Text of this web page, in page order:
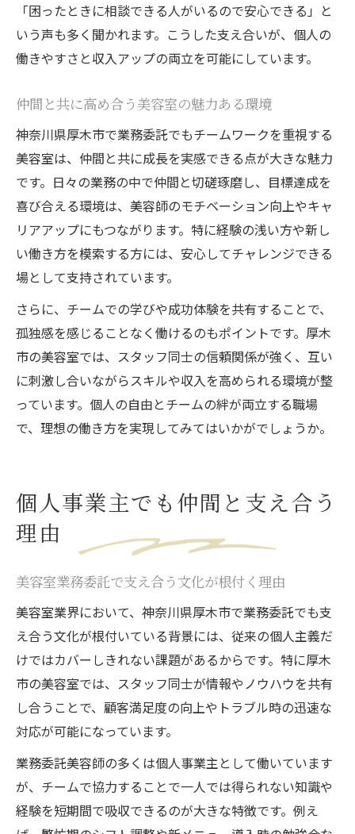
「困ったときに相談できる人がいるので安心できる」と
いう声も多く聞かれます。こうした支え合いが、個人の
働きやすさと収入アップの両立を可能にしています。
仲間と共に高め合う美容室の魅力ある環境
神奈川県厚木市で業務委託でもチームワークを重視する
美容室は、仲間と共に成長を実感できる点が大きな魅力
です。日々の業務の中で仲間と切磋琢磨し、目標達成を
喜び合える環境は、美容師のモチベーション向上やキャ
リアアップにもつながります。特に経験の浅い方や新し
い働き方を模索する方には、安心してチャレンジできる
場として支持されています。
さらに、チームでの学びや成功体験を共有することで、
孤独感を感じることなく働けるのもポイントです。厚木
市の美容室では、スタッフ同士の信頼関係が強く、互い
に刺激し合いながらスキルや収入を高められる環境が整
っています。個人の自由とチームの絆が両立する職場
で、理想の働き方を実現してみてはいかがでしょうか。
個人事業主でも仲間と支え合う
理由
美容室業務委託で支え合う文化が根付く理由
美容室業界において、神奈川県厚木市で業務委託でも支
え合う文化が根付いている背景には、従来の個人主義だ
けではカバーしきれない課題があるからです。特に厚木
市の美容室では、スタッフ同士が情報やノウハウを共有
し合うことで、顧客満足度の向上やトラブル時の迅速な
対応が可能になっています。
業務委託美容師の多くは個人事業主として働いています
が、チームで協力することで一人では得られない知識や
経験を短期間で吸収できるのが大きな特徴です。例え